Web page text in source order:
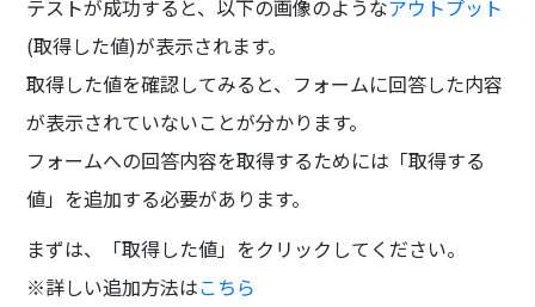
テストが成功すると、以下の画像のようなアウトプット
(取得した値)が表示されます。
取得した値を確認してみると、フォームに回答した内容
が表示されていないことが分かります。
フォームへの回答内容を取得するためには「取得する
値」を追加する必要があります。
まずは、「取得した値」をクリックしてください。
※詳しい追加方法はこちら